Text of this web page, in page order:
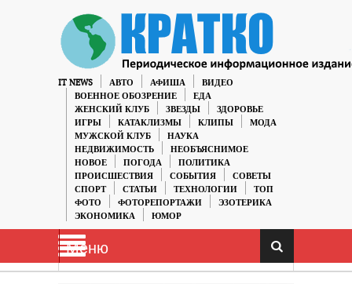
IT NEWS АВТО АФИША
ВИДЕО
ВОЕННОЕ ОБОЗРЕНИЕ
ЕДА
ЖЕНСКИЙ КЛУБ
ЗВЕЗДЫ
ЗДОРОВЬЕ
ИГРЫ
КАТАКЛИЗМЫ КЛИПЫ
МОДА
МУЖСКОЙ КЛУБ
НАУКА
НЕДВИЖИМОСТЬ
НЕОБЪЯСНИМОЕ
НОВОЕ
ПОГОДА
ПОЛИТИКА
ПРОИСШЕСТВИЯ
СОБЫТИЯ
СОВЕТЫ
СПОРТ
СТАТЬИ ТЕХНОЛОГИИ
ТОП
ФОТО
ФОТОРЕПОРТАЖИ
ЭЗОТЕРИКА
ЭКОНОМИКА
ЮМОР
Меню